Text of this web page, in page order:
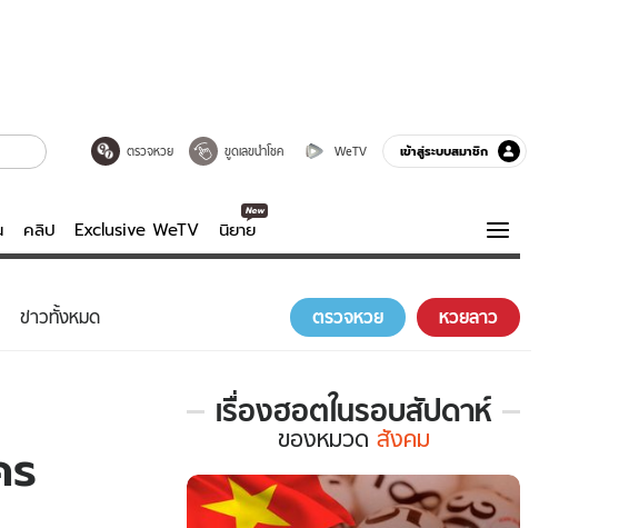
ตรวจหวย ขูดเลขนำโชค WeTV เข้าสู่ระบบสมาชิก
คลิป Exclusive WeTV นิยาย
บันเทิงครบรส ความรู้รอบตัว
ฮาวทู
ข่าวทั้งหมด ตรวจหวย หวยลาว
เรื่องฮอตในรอบสัปดาห์
เรื่อง
ใน
รอบ
สัปดาห์
ของหมวด สังคม